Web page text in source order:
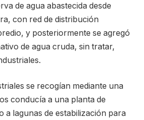
de agua abastecida desde
con red de distribución
y posteriormente se agregó
de agua cruda, sin tratar,
se recogían mediante una
conducía a una planta de
a lagunas de estabilización para